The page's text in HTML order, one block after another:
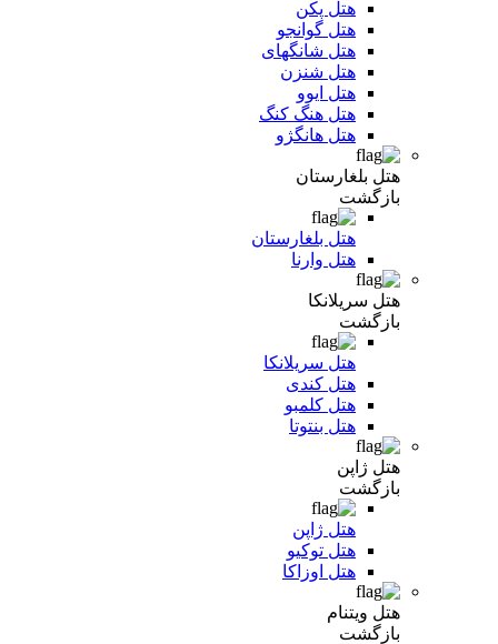
هتل پکن
هتل گوانجو
هتل شانگهای
هتل شنزن
هتل ایوو
هتل هنگ کنگ
هتل هانگژو
هتل بلغارستان
بازگشت
هتل بلغارستان
هتل وارنا
هتل سریلانکا
بازگشت
هتل سریلانکا
هتل کندی
هتل کلمبو
هتل بنتوتا
هتل ژاپن
بازگشت
هتل ژاپن
هتل توکیو
هتل اوزاکا
هتل ویتنام
بازگشت